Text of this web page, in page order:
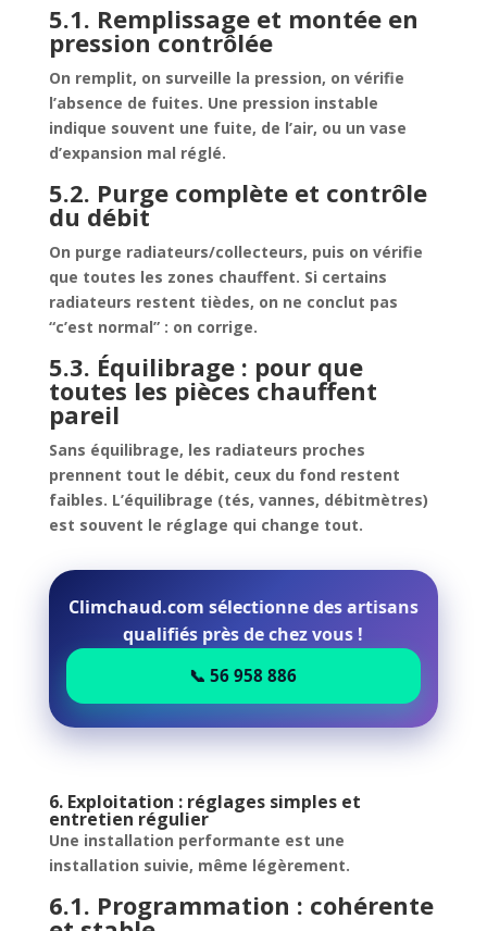
5.1. Remplissage et montée en
pression contrôlée
On remplit, on surveille la pression, on vérifie
l’absence de fuites. Une pression instable
indique souvent une fuite, de l’air, ou un vase
d’expansion mal réglé.
5.2. Purge complète et contrôle
du débit
On purge radiateurs/collecteurs, puis on vérifie
que toutes les zones chauffent. Si certains
radiateurs restent tièdes, on ne conclut pas
“c’est normal” : on corrige.
5.3. Équilibrage : pour que
toutes les pièces chauffent
pareil
Sans équilibrage, les radiateurs proches
prennent tout le débit, ceux du fond restent
faibles. L’équilibrage (tés, vannes, débitmètres)
est souvent le réglage qui change tout.
Climchaud.com sélectionne des artisans
qualifiés près de chez vous !
📞 56 958 886
6. Exploitation : réglages simples et
entretien régulier
Une installation performante est une
installation suivie, même légèrement.
6.1. Programmation : cohérente